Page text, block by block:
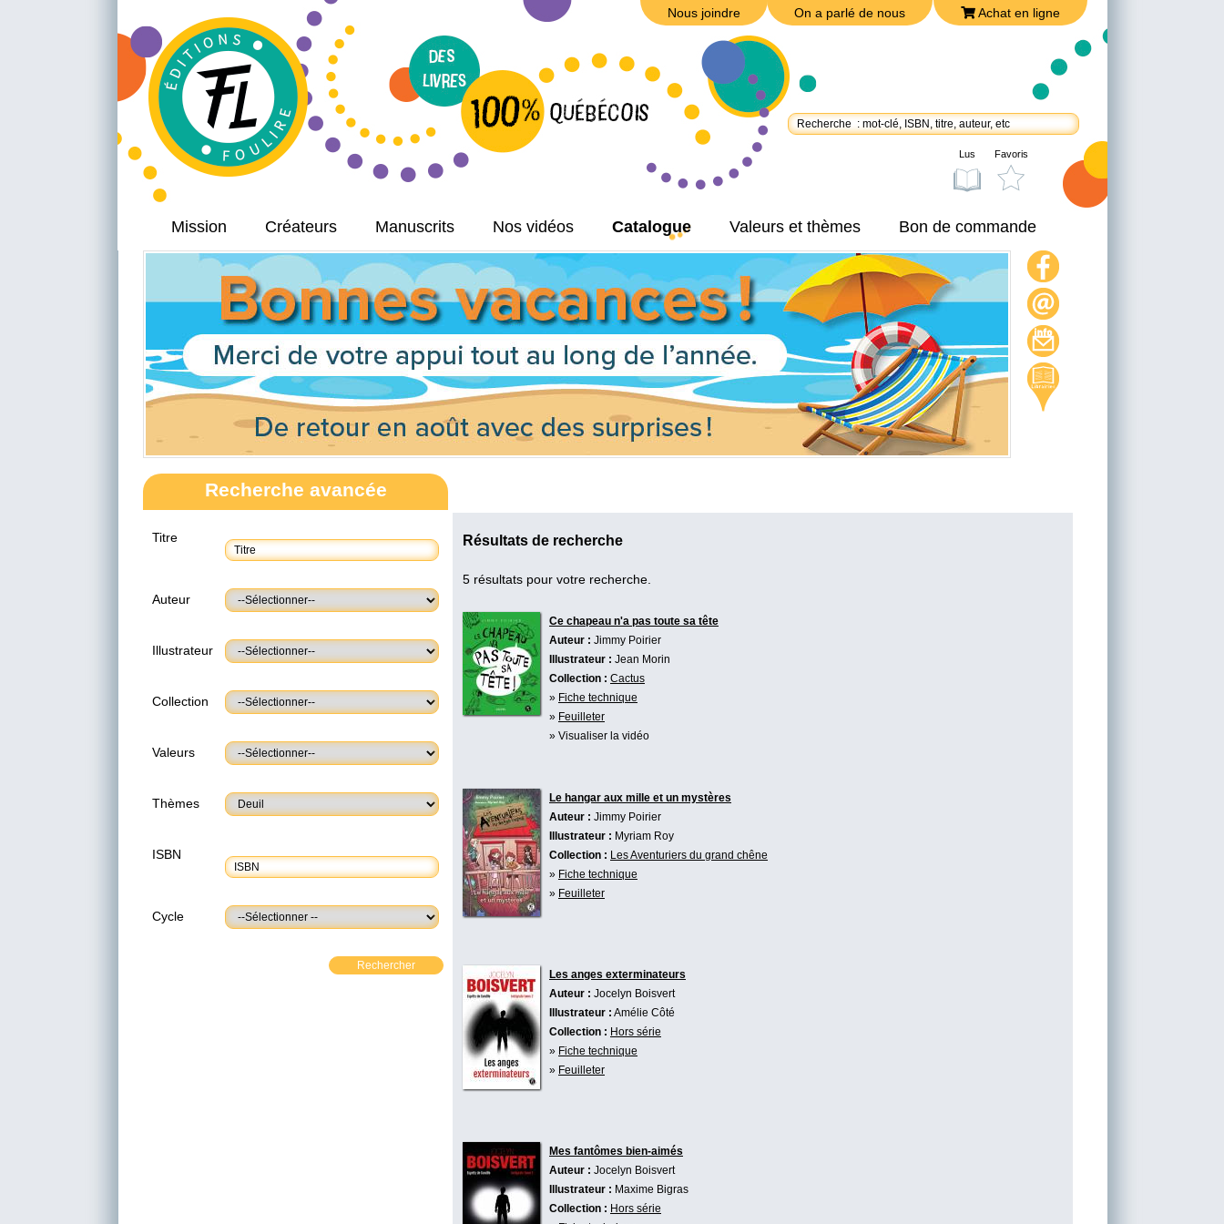
Nous joindre On a parlé de nous Achat en ligne
Mission Créateurs Manuscrits Nos vidéos Catalogue Valeurs et thèmes Bon de commande
On a parlé de nous
Achat en ligne
Nous joindre
Politique de confidentialité
Lus Favoris
Recherche avancée
Titre
Auteur
Illustrateur
Collection
Valeurs
Thèmes
ISBN
Cycle
Rechercher
Résultats de recherche
5 résultats pour votre recherche.
Ce chapeau n'a pas toute sa tête
Auteur : Jimmy Poirier
Illustrateur : Jean Morin
Collection : Cactus
» Fiche technique
» Feuilleter
» Visualiser la vidéo
Le hangar aux mille et un mystères
Auteur : Jimmy Poirier
Illustrateur : Myriam Roy
Collection : Les Aventuriers du grand chêne
» Fiche technique
» Feuilleter
Les anges exterminateurs
Auteur : Jocelyn Boisvert
Illustrateur : Amélie Côté
Collection : Hors série
» Fiche technique
» Feuilleter
Mes fantômes bien-aimés
Auteur : Jocelyn Boisvert
Illustrateur : Maxime Bigras
Collection : Hors série